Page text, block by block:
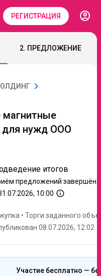
РЕГИСТРАЦИЯ
account_circle
клапана для
2. ПРЕДЛОЖЕНИЕ
chevron_right
магнитные
для нужд ООО
итогов
предложений завершён
10:00 info_outline
• Торги заданного
08.07.2026, 12:02
Участие бесплатно —